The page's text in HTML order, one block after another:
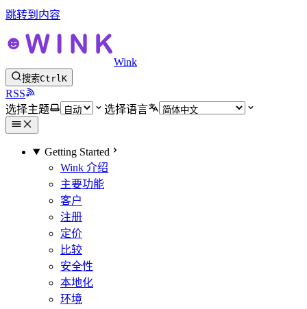
跳转到内容
Wink
搜索CtrlK
RSS
选择主题
选择语言
Getting Started
Wink 介绍
主要功能
客户
注册
定价
比较
安全性
本地化
环境